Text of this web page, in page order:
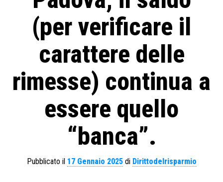
(per verificare il
carattere delle
rimesse) continua a
essere quello
“banca”.
Pubblicato il 17 Gennaio 2025di Dirittodelrisparmio